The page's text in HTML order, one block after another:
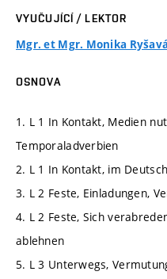
VYUČUJÍCÍ / LEKTOR
Mgr. et Mgr. Monika
OSNOVA
1. L 1 In Kontakt, Medien
Temporaladverbien
2. L 1 In Kontakt, im
3. L 2 Feste, Einladungen,
4. L 2 Feste, Sich
ablehnen
5. L 3 Unterwegs,